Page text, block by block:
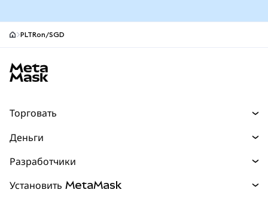
PLTRon/SGD
Торговать
Прогнозы
Перпы НОВИНКА
Деньги
mUSD
Разработчики
Установить MetaMask